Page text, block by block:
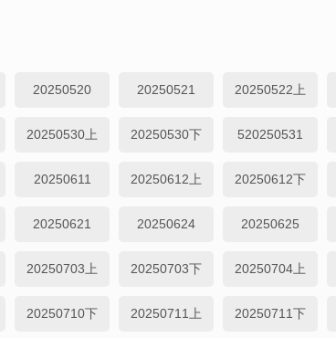
20250520 20250521 20250522上
20250530上 20250530下 520250531
20250611 20250612上 20250612下
20250621 20250624 20250625
20250703上 20250703下 20250704上
20250710下 20250711上 20250711下